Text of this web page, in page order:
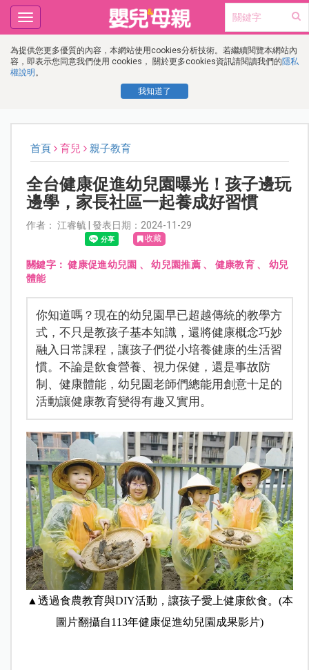
為提供您更多優質的內容，本網站使用cookies分析技術。若繼續閱覽本網站內
容，即表示您同意我們使用 cookies， 關於更多cookies資訊請閱讀我們的隱私
權說明 。
我知道了
Toggle
navigation
首頁 育兒 親子教育
全台健康促進幼兒園曝光！孩子邊玩
邊學，家長社區一起養成好習慣
作者： 江睿毓 | 發表日期：2024-11-29
收藏
關鍵字：健康促進幼兒園 、幼兒園推薦、 健康教育、 幼兒
體能
你知道嗎？現在的幼兒園早已超越傳統的教學方
式，不只是教孩子基本知識，還將健康概念巧妙
融入日常課程，讓孩子們從小培養健康的生活習
慣。不論是飲食營養、視力保健，還是事故防
制、健康體能，幼兒園老師們總能用創意十足的
活動讓健康教育變得有趣又實用。
▲透過食農教育與DIY活動，讓孩子愛上健康飲食。(本
圖片翻攝自113年健康促進幼兒園成果影片)